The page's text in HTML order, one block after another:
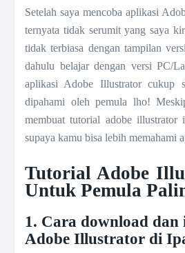
Setelah saya mencoba aplikasi
ternyata tidak serumit yang saya
tidak terbiasa dengan tampilan
dahulu belajar dengan versi PC/
aplikasi Adobe Illustrator cukup
dipahami oleh pemula lho!
membuat tutorial adobe illustrator
supaya kamu bisa lebih memahami
Tutorial Adobe
Untuk Pemula
1. Cara download
Adobe Illustrator di